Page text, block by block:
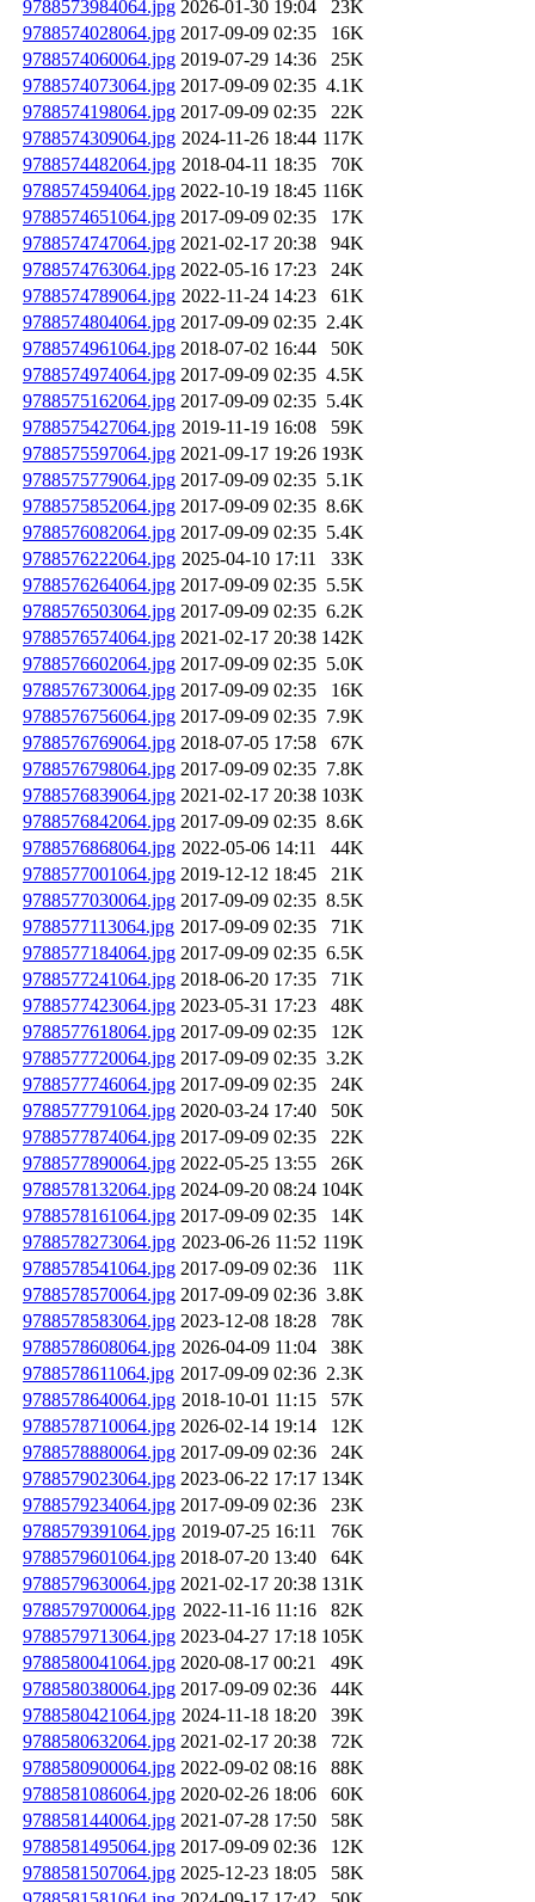
9788573984064.jpg 2026-01-30 19:04
23K
9788574028064.jpg 2017-09-09 02:35
16K
9788574060064.jpg 2019-07-29 14:36
25K
9788574073064.jpg 2017-09-09 02:35 4.1K
9788574198064.jpg 2017-09-09 02:35
22K
9788574309064.jpg 2024-11-26 18:44 117K
9788574482064.jpg 2018-04-11 18:35
70K
9788574594064.jpg 2022-10-19 18:45 116K
9788574651064.jpg 2017-09-09 02:35
17K
9788574747064.jpg 2021-02-17 20:38
94K
9788574763064.jpg 2022-05-16 17:23
24K
9788574789064.jpg 2022-11-24 14:23
61K
9788574804064.jpg 2017-09-09 02:35 2.4K
9788574961064.jpg 2018-07-02 16:44
50K
9788574974064.jpg 2017-09-09 02:35 4.5K
9788575162064.jpg 2017-09-09 02:35 5.4K
9788575427064.jpg 2019-11-19 16:08
59K
9788575597064.jpg 2021-09-17 19:26 193K
9788575779064.jpg 2017-09-09 02:35 5.1K
9788575852064.jpg 2017-09-09 02:35 8.6K
9788576082064.jpg 2017-09-09 02:35 5.4K
9788576222064.jpg 2025-04-10 17:11
33K
9788576264064.jpg 2017-09-09 02:35 5.5K
9788576503064.jpg 2017-09-09 02:35 6.2K
9788576574064.jpg 2021-02-17 20:38 142K
9788576602064.jpg 2017-09-09 02:35 5.0K
9788576730064.jpg 2017-09-09 02:35
16K
9788576756064.jpg 2017-09-09 02:35 7.9K
9788576769064.jpg 2018-07-05 17:58
67K
9788576798064.jpg 2017-09-09 02:35 7.8K
9788576839064.jpg 2021-02-17 20:38 103K
9788576842064.jpg 2017-09-09 02:35 8.6K
9788576868064.jpg 2022-05-06 14:11
44K
9788577001064.jpg 2019-12-12 18:45
21K
9788577030064.jpg 2017-09-09 02:35 8.5K
9788577113064.jpg 2017-09-09 02:35
71K
9788577184064.jpg 2017-09-09 02:35 6.5K
9788577241064.jpg 2018-06-20 17:35
71K
9788577423064.jpg 2023-05-31 17:23
48K
9788577618064.jpg 2017-09-09 02:35
12K
9788577720064.jpg 2017-09-09 02:35 3.2K
9788577746064.jpg 2017-09-09 02:35
24K
9788577791064.jpg 2020-03-24 17:40
50K
9788577874064.jpg 2017-09-09 02:35
22K
9788577890064.jpg 2022-05-25 13:55
26K
9788578132064.jpg 2024-09-20 08:24 104K
9788578161064.jpg 2017-09-09 02:35
14K
9788578273064.jpg 2023-06-26 11:52 119K
9788578541064.jpg 2017-09-09 02:36
11K
9788578570064.jpg 2017-09-09 02:36 3.8K
9788578583064.jpg 2023-12-08 18:28
78K
9788578608064.jpg 2026-04-09 11:04
38K
9788578611064.jpg 2017-09-09 02:36 2.3K
9788578640064.jpg 2018-10-01 11:15
57K
9788578710064.jpg 2026-02-14 19:14
12K
9788578880064.jpg 2017-09-09 02:36
24K
9788579023064.jpg 2023-06-22 17:17 134K
9788579234064.jpg 2017-09-09 02:36
23K
9788579391064.jpg 2019-07-25 16:11
76K
9788579601064.jpg 2018-07-20 13:40
64K
9788579630064.jpg 2021-02-17 20:38 131K
9788579700064.jpg 2022-11-16 11:16
82K
9788579713064.jpg 2023-04-27 17:18 105K
9788580041064.jpg 2020-08-17 00:21
49K
9788580380064.jpg 2017-09-09 02:36
44K
9788580421064.jpg 2024-11-18 18:20
39K
9788580632064.jpg 2021-02-17 20:38
72K
9788580900064.jpg 2022-09-02 08:16
88K
9788581086064.jpg 2020-02-26 18:06
60K
9788581440064.jpg 2021-07-28 17:50
58K
9788581495064.jpg 2017-09-09 02:36
12K
9788581507064.jpg 2025-12-23 18:05
58K